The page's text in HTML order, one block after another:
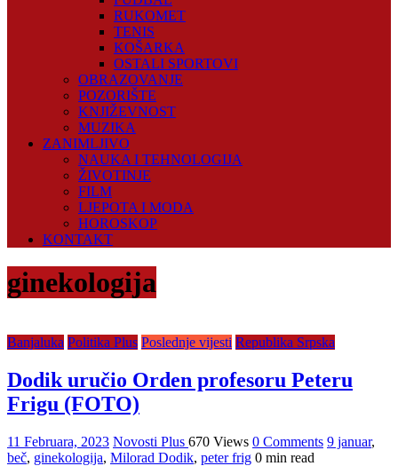
RUKOMET
TENIS
KOŠARKA
OSTALI SPORTOVI
OBRAZOVANJE
POZORIŠTE
KNJIŽEVNOST
MUZIKA
ZANIMLJIVO
NAUKA I TEHNOLOGIJA
ŽIVOTINJE
FILM
LJEPOTA I MODA
HOROSKOP
KONTAKT
ginekologija
Banjaluka Politika Plus Poslednje vijesti Republika Srpska
Dodik uručio Orden profesoru Peteru
Frigu (FOTO)
11 Februara, 2023 Novosti Plus 670 Views 0 Comments 9 januar,
beč, ginekologija, Milorad Dodik, peter frig 0 min read